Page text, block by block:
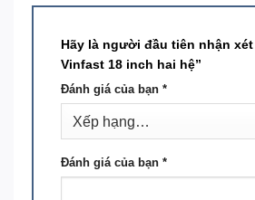
Hãy là người đầu tiên nhận xét
Vinfast 18 inch hai hệ”
Đánh giá của bạn *
Đánh giá của bạn *